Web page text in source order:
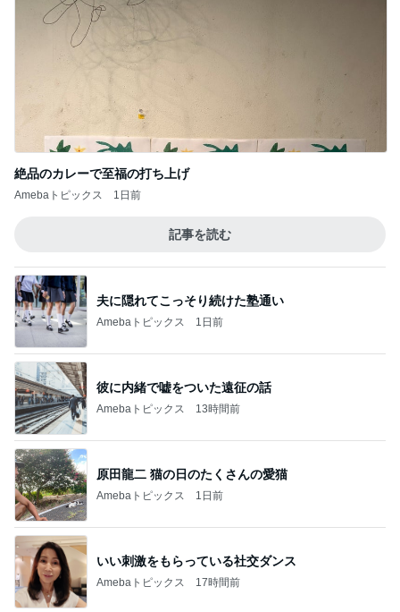
絶品のカレーで至福の打ち上げ
Amebaトピックス 1日前
記事を読む
夫に隠れてこっそり続けた塾通い
Amebaトピックス 1日前
彼に内緒で嘘をついた遠征の話
Amebaトピックス 13時間前
原田龍二 猫の日のたくさんの愛猫
Amebaトピックス 1日前
いい刺激をもらっている社交ダンス
Amebaトピックス 17時間前